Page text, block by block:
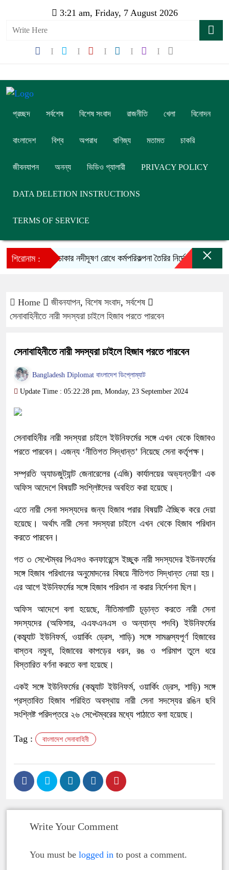
3:21 am, Friday, 7 August 2026
প্রচ্ছদ সর্বশেষ বিশেষ সংবাদ রাজনীতি খেলা বিনোদন
বাংলাদেশ বিশ্ব অপরাধ বাণিজ্য মতামত চাকরি
জীবনযাপন অনন্য ভিডিও গ্যালারী PRIVACY POLICY
DATA DELETION INSTRUCTIONS
TERMS OF SERVICE
শিরোনাম : ঢাকার নদীদূষণ রোধে কর্মপরিকল্পনা তৈরির নির্দেশ প্রধানমন্ত্রীর
×
Home জীবনযাপন, বিশেষ সংবাদ, সর্বশেষ
সেনাবাহিনীতে নারী সদস্যরা চাইলে হিজাব পরতে পারবেন
সেনাবাহিনীতে নারী সদস্যরা চাইলে হিজাব পরতে পারবেন
Bangladesh Diplomat বাংলাদেশ ডিপ্লোম্যাট
Update Time : 05:22:28 pm, Monday, 23 September 2024
সেনাবাহিনীর নারী সদস্যরা চাইলে ইউনিফর্মের সঙ্গে এখন থেকে হিজাবও
পরতে পারবেন। এজন্য ‘নীতিগত সিদ্ধান্ত’ নিয়েছে সেনা কর্তৃপক্ষ।
সম্প্রতি অ্যাডজুট্যান্ট জেনারেলের (এজি) কার্যালয়ের অভ্যন্তরীণ এক
অফিস আদেশে বিষয়টি সংশ্লিষ্টদের অবহিত করা হয়েছে।
এতে নারী সেনা সদস্যদের জন্য হিজাব পরার বিষয়টি ঐচ্ছিক করে দেয়া
হয়েছে। অর্থাৎ নারী সেনা সদস্যরা চাইলে এখন থেকে হিজাব পরিধান
করতে পারবেন।
গত ৩ সেপ্টেম্বর পিএসও কনফারেন্সে ইচ্ছুক নারী সদস্যদের ইউনফর্মের
সঙ্গে হিজাব পরিধানের অনুমোদনের বিষয়ে নীতিগত সিদ্ধান্ত নেয়া হয়।
এর আগে ইউনিফর্মের সঙ্গে হিজাব পরিধান না করার নির্দেশনা ছিল।
অফিস আদেশে বলা হয়েছে, নীতিমালাটি চূড়ান্ত করতে নারী সেনা
সদস্যদের (অফিসার, এএফএনএস ও অন্যান্য পদবি) ইউনিফর্মের
(কম্ব্যাট ইউনিফর্ম, ওয়ার্কিং ড্রেস, শাড়ি) সঙ্গে সামঞ্জস্যপূর্ণ হিজাবের
বাস্তব নমুনা, হিজাবের কাপড়ের ধরন, রঙ ও পরিমাপ তুলে ধরে
বিস্তারিত বর্ণনা করতে বলা হয়েছে।
একই সঙ্গে ইউনিফর্মের (কম্ব্যাট ইউনিফর্ম, ওয়ার্কিং ড্রেস, শাড়ি) সঙ্গে
প্রস্তাবিত হিজাব পরিহিত অবস্থায় নারী সেনা সদস্যের রঙিন ছবি
সংশ্লিষ্ট পরিদপ্তরে ২৬ সেপ্টেম্বরের মধ্যে পাঠাতে বলা হয়েছে।
Tag : বাংলাদেশ সেনাবাহিনী
Write Your Comment
You must be logged in to post a comment.